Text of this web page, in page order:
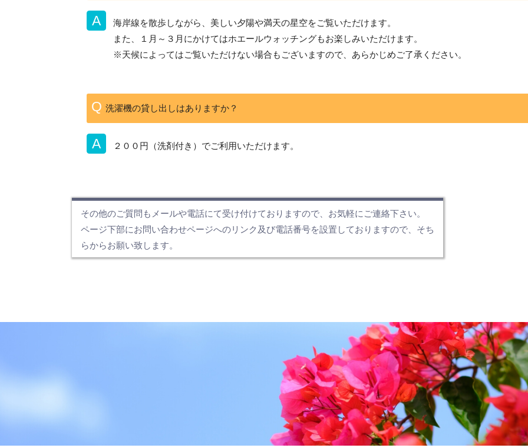
海岸線を散歩しながら、美しい夕陽や満天の星空をご覧いただけます。
また、１月～３月にかけてはホエールウォッチングもお楽しみいただけます。
※天候によってはご覧いただけない場合もございますので、あらかじめご了承ください。
洗濯機の貸し出しはありますか？
２００円（洗剤付き）でご利用いただけます。
その他のご質問もメールや電話にて受け付けておりますので、お気軽にご連絡下さい。
ページ下部にお問い合わせページへのリンク及び電話番号を設置しておりますので、そち
らからお願い致します。